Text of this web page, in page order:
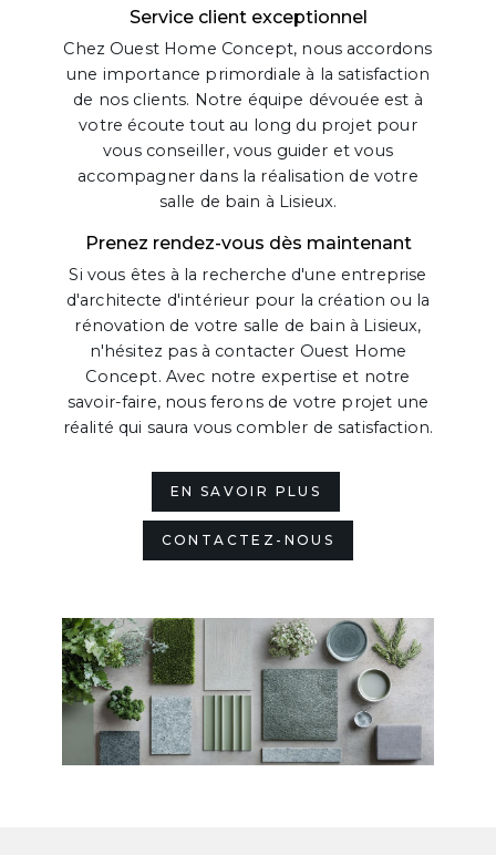
Service client exceptionnel
Chez Ouest Home Concept, nous accordons
une importance primordiale à la satisfaction
de nos clients. Notre équipe dévouée est à
votre écoute tout au long du projet pour
vous conseiller, vous guider et vous
accompagner dans la réalisation de votre
salle de bain à Lisieux.
Prenez rendez-vous dès maintenant
Si vous êtes à la recherche d'une entreprise
d'architecte d'intérieur pour la création ou la
rénovation de votre salle de bain à Lisieux,
n'hésitez pas à contacter Ouest Home
Concept. Avec notre expertise et notre
savoir-faire, nous ferons de votre projet une
réalité qui saura vous combler de satisfaction.
EN SAVOIR PLUS
CONTACTEZ-NOUS